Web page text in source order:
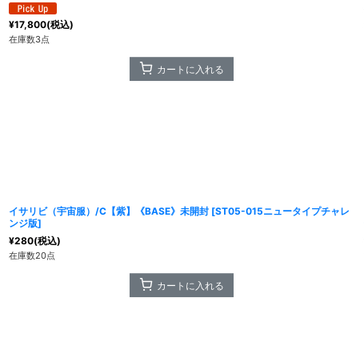
¥17,800(税込)
在庫数3点
カートに入れる
イサリビ（宇宙服）/C【紫】《BASE》未開封 [ST05-015ニュータイプチャレ
ンジ版]
¥280(税込)
在庫数20点
カートに入れる